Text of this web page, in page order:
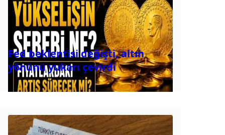
Fed beklentisi değişti, altın
yönünü yukarı çevirdi